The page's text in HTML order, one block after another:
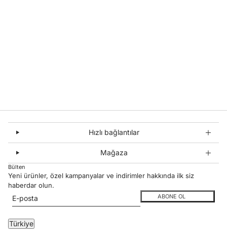
Hızlı bağlantılar
Mağaza
Bülten
Yeni ürünler, özel kampanyalar ve indirimler hakkında ilk siz
haberdar olun.
E-posta ABONE OL
Bu site hCaptcha ile korunuyor. Ayrıca bu site için hCaptchaGizlilik Politikası
Ülke seçici
Türkiye